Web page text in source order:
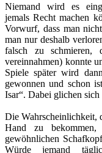
Niemand wird es
jemals Recht machen
Vorwurf, dass man
man nur deshalb
falsch zu schmieren,
vereinnahmen) konnte
Spiele später wird
gewonnen und schon
Isar“. Dabei glichen
Die Wahrscheinlichkeit,
Hand zu
gewöhnlichen
Würde jemand